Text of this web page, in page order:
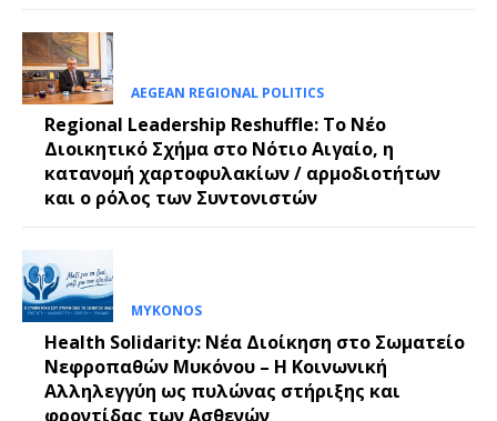
AEGEAN REGIONAL POLITICS
Regional Leadership Reshuffle: Το Νέο
Διοικητικό Σχήμα στο Νότιο Αιγαίο, η
κατανομή χαρτοφυλακίων / αρμοδιοτήτων
και ο ρόλος των Συντονιστών
MYKONOS
Health Solidarity: Νέα Διοίκηση στο Σωματείο
Νεφροπαθών Μυκόνου – Η Κοινωνική
Αλληλεγγύη ως πυλώνας στήριξης και
φροντίδας των Ασθενών